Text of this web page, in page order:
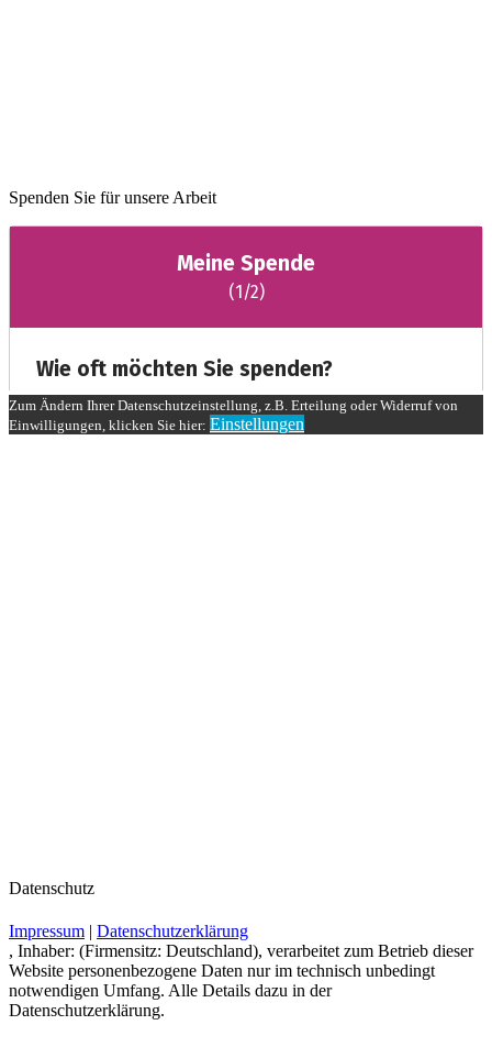
Spenden Sie für unsere Arbeit
Zum Ändern Ihrer Datenschutzeinstellung, z.B. Erteilung oder Widerruf von
Einwilligungen, klicken Sie hier: Einstellungen
Datenschutz
Impressum | Datenschutzerklärung
, Inhaber: (Firmensitz: Deutschland), verarbeitet zum Betrieb dieser
Website personenbezogene Daten nur im technisch unbedingt
notwendigen Umfang. Alle Details dazu in der
Datenschutzerklärung.